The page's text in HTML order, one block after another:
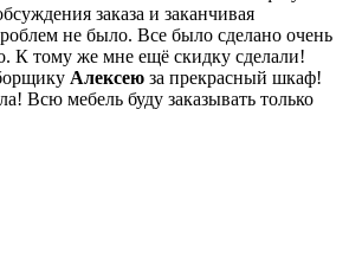
заказа и заканчивая
не было. Все было сделано очень
К тому же мне ещё скидку сделали!
Алексею за прекрасный шкаф!
Всю мебель буду заказывать только